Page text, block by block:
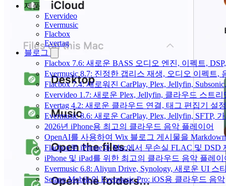
제품
Evervideo
Evermusic
Flacbox
Evertag
블로그
Flacbox 7.6: 새로운 BASS 오디오 엔진, 이펙트,
Evermusic 8.7: 진정한 갭리스 재생, 오디오 이펙트
Flacbox 7.4: 새로워진 CarPlay, Plex, Jellyfin,
Evervideo 1.7: 새로운 Plex, Jellyfin, 클라우드 스트
Evertag 4.2: 새로운 클라우드 연결, 태그 편집기 설
Evermusic 8.6: 새로운 CarPlay, Plex, Jellyfin, SFTP,
2026년 iPhone용 최고의 클라우드 음악 플레이어
OpenAI를 사용하여 Wix 블로그 게시물을
Flacbox로 iPhone과 Mac에서 무손실 FLAC 및 DSD
iPhone 및 iPad를 위한 최고의 클라우드 음악 플레이
Evermusic 6.8: Aliyun Drive, Synology, 새로운 UI 스
Setapp Mobile의 Evermusic Pro: iOS용 클라우드 음악